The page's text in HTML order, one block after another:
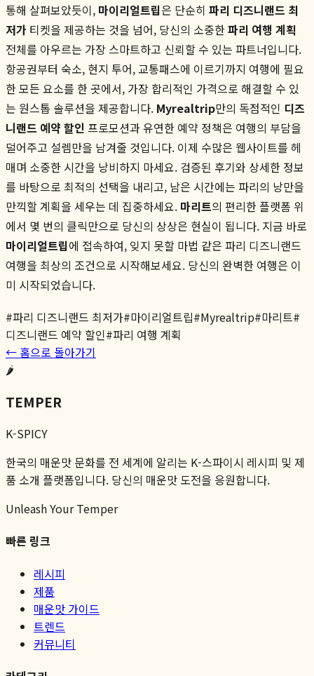
통해 살펴보았듯이, 마이리얼트립은 단순히 파리 디즈니랜드 최
저가 티켓을 제공하는 것을 넘어, 당신의 소중한파리 여행 계획
전체를 아우르는 가장 스마트하고 신뢰할 수 있는 파트너입니다.
항공권부터 숙소, 현지 투어, 교통패스에 이르기까지 여행에 필요
한 모든 요소를 한 곳에서, 가장 합리적인 가격으로 해결할 수 있
는 원스톱 솔루션을 제공합니다. Myrealtrip만의 독점적인 디즈
니랜드 예약 할인 프로모션과 유연한 예약 정책은 여행의 부담을
덜어주고 설렘만을 남겨줄 것입니다. 이제 수많은 웹사이트를 헤
매며 소중한 시간을 낭비하지 마세요. 검증된 후기와 상세한 정보
를 바탕으로 최적의 선택을 내리고, 남은 시간에는 파리의 낭만을
만끽할 계획을 세우는 데 집중하세요. 마리트의 편리한 플랫폼 위
에서 몇 번의 클릭만으로 당신의 상상은 현실이 됩니다. 지금 바로
마이리얼트립에 접속하여, 잊지 못할 마법 같은 파리 디즈니랜드
여행을 최상의 조건으로 시작해보세요. 당신의 완벽한 여행은 이
미 시작되었습니다.
#파리 디즈니랜드 최저가#마이리얼트립#Myrealtrip#마리트#
디즈니랜드 예약 할인#파리 여행 계획
← 홈으로 돌아가기
🌶️
TEMPER
K-SPICY
한국의 매운맛 문화를 전 세계에 알리는 K-스파이시 레시피 및 제
품 소개 플랫폼입니다. 당신의 매운맛 도전을 응원합니다.
Unleash Your Temper
빠른 링크
레시피
제품
매운맛 가이드
트렌드
커뮤니티